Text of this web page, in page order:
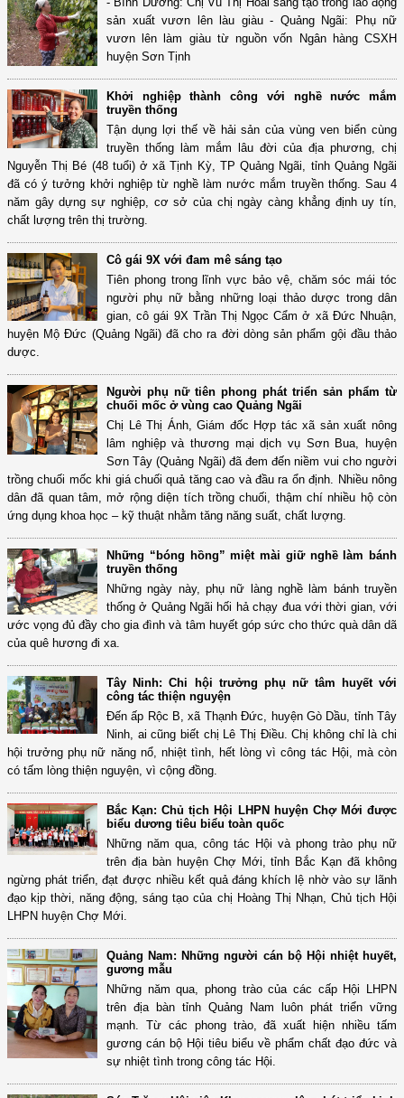
sản xuất vươn lên làu giàu - Quảng Ngãi: Phụ nữ
vươn lên làm giàu từ nguồn vốn Ngân hàng CSXH
huyện Sơn Tịnh
Khởi nghiệp thành công với nghề nước mắm
truyền thống
Tận dụng lợi thế về hải sản của vùng ven biển cùng
truyền thống làm mắm lâu đời của địa phương, chị
Nguyễn Thị Bé (48 tuổi) ở xã Tịnh Kỳ, TP Quảng Ngãi, tỉnh Quảng Ngãi
đã có ý tưởng khởi nghiệp từ nghề làm nước mắm truyền thống. Sau 4
năm gây dựng sự nghiệp, cơ sở của chị ngày càng khẳng định uy tín,
chất lượng trên thị trường.
Cô gái 9X với đam mê sáng tạo
Tiên phong trong lĩnh vực bảo vệ, chăm sóc mái tóc
người phụ nữ bằng những loại thảo dược trong dân
gian, cô gái 9X Trần Thị Ngọc Cẩm ở xã Đức Nhuận,
huyện Mộ Đức (Quảng Ngãi) đã cho ra đời dòng sản phẩm gội đầu thảo
dược.
Người phụ nữ tiên phong phát triển sản phẩm từ
chuối mốc ở vùng cao Quảng Ngãi
Chị Lê Thị Ánh, Giám đốc Hợp tác xã sản xuất nông
lâm nghiệp và thương mại dịch vụ Sơn Bua, huyện
Sơn Tây (Quảng Ngãi) đã đem đến niềm vui cho người
trồng chuối mốc khi giá chuối quả tăng cao và đầu ra ổn định. Nhiều nông
dân đã quan tâm, mở rộng diện tích trồng chuối, thậm chí nhiều hộ còn
ứng dụng khoa học – kỹ thuật nhằm tăng năng suất, chất lượng.
Những “bóng hồng” miệt mài giữ nghề làm bánh
truyền thống
Những ngày này, phụ nữ làng nghề làm bánh truyền
thống ở Quảng Ngãi hối hả chạy đua với thời gian, với
ước vọng đủ đầy cho gia đình và tâm huyết góp sức cho thức quà dân dã
của quê hương đi xa.
Tây Ninh: Chi hội trưởng phụ nữ tâm huyết với
công tác thiện nguyện
Đến ấp Rộc B, xã Thạnh Đức, huyện Gò Dầu, tỉnh Tây
Ninh, ai cũng biết chị Lê Thị Điều. Chị không chỉ là chi
hội trưởng phụ nữ năng nổ, nhiệt tình, hết lòng vì công tác Hội, mà còn
có tấm lòng thiện nguyện, vì cộng đồng.
Bắc Kạn: Chủ tịch Hội LHPN huyện Chợ Mới được
biểu dương tiêu biểu toàn quốc
Những năm qua, công tác Hội và phong trào phụ nữ
trên địa bàn huyện Chợ Mới, tỉnh Bắc Kạn đã không
ngừng phát triển, đạt được nhiều kết quả đáng khích lệ nhờ vào sự lãnh
đạo kịp thời, năng động, sáng tạo của chị Hoàng Thị Nhạn, Chủ tịch Hội
LHPN huyện Chợ Mới.
Quảng Nam: Những người cán bộ Hội nhiệt huyết,
gương mẫu
Những năm qua, phong trào của các cấp Hội LHPN
trên địa bàn tỉnh Quảng Nam luôn phát triển vững
mạnh. Từ các phong trào, đã xuất hiện nhiều tấm
gương cán bộ Hội tiêu biểu về phẩm chất đạo đức và
sự nhiệt tình trong công tác Hội.